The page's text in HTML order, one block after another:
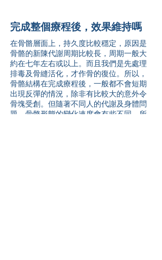
完成整個療程後，效果維持嗎
在骨骼層面上，持久度比較穩定，原因是
骨骼的新陳代謝周期比較長，周期一般大
約在七年左右或以上。而且我們是先處理
排毒及骨縫活化，才作骨的復位。所以，
骨骼結構在完成療程後，一般都不會短期
出現反彈的情況，除非有比較大的意外令
骨塊受創。但隨著不同人的代謝及身體問
題，骨骼形態的變化速度會有些不同。所